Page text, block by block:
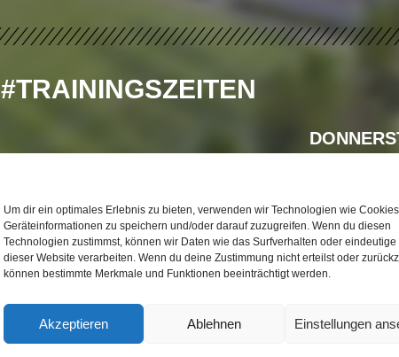
Um dir ein optimales Erlebnis zu bieten, verwenden wir Technologien wie
Geräteinformationen zu speichern und/oder darauf zuzugreifen. Wenn du diesen
Technologien zustimmst, können wir Daten wie das Surfverhalten oder eindeutige
dieser Website verarbeiten. Wenn du deine Zustimmung nicht erteilst oder
können bestimmte Merkmale und Funktionen beeinträchtigt werden.
Akzeptieren Ablehnen Einstellungen
#TRAININGSZEITEN
17:00 Uhr bis
#TRAINER